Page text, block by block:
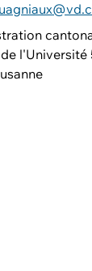
l'Université